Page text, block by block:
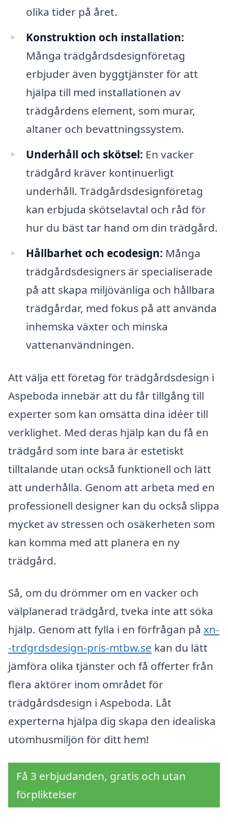
olika tider på året.
Konstruktion och installation:
Många trädgårdsdesignföretag
erbjuder även byggtjänster för att
hjälpa till med installationen av
trädgårdens element, som murar,
altaner och bevattningssystem.
Underhåll och skötsel: En vacker
trädgård kräver kontinuerligt
underhåll. Trädgårdsdesignföretag
kan erbjuda skötselavtal och råd för
hur du bäst tar hand om din trädgård.
Hållbarhet och ecodesign: Många
trädgårdsdesigners är specialiserade
på att skapa miljövänliga och hållbara
trädgårdar, med fokus på att använda
inhemska växter och minska
vattenanvändningen.
Att välja ett företag för trädgårdsdesign i
Aspeboda innebär att du får tillgång till
experter som kan omsätta dina idéer till
verklighet. Med deras hjälp kan du få en
trädgård som inte bara är estetiskt
tilltalande utan också funktionell och lätt
att underhålla. Genom att arbeta med en
professionell designer kan du också slippa
mycket av stressen och osäkerheten som
kan komma med att planera en ny
trädgård.
Så, om du drömmer om en vacker och
välplanerad trädgård, tveka inte att söka
hjälp. Genom att fylla i en förfrågan på xn-
-trdgrdsdesign-pris-mtbw.se kan du lätt
jämföra olika tjänster och få offerter från
flera aktörer inom området för
trädgårdsdesign i Aspeboda. Låt
experterna hjälpa dig skapa den idealiska
utomhusmiljön för ditt hem!
Få 3 erbjudanden, gratis och utan
förpliktelser